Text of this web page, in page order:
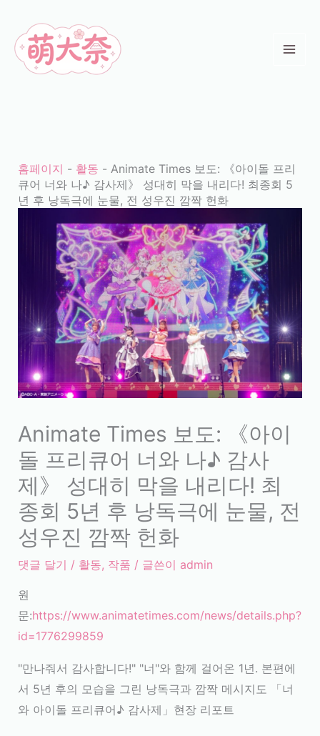
홈페이지 - 활동 - Animate Times 보도: 《아이돌 프리
큐어 너와 나♪ 감사제》 성대히 막을 내리다! 최종회 5
년 후 낭독극에 눈물, 전 성우진 깜짝 헌화
Animate Times 보도: 《아이
돌 프리큐어 너와 나♪ 감사
제》 성대히 막을 내리다! 최
종회 5년 후 낭독극에 눈물, 전
성우진 깜짝 헌화
댓글 달기 / 활동, 작품 / 글쓴이 admin
원
문:https://www.animatetimes.com/news/details.php?
id=1776299859
"만나줘서 감사합니다!" "너"와 함께 걸어온 1년. 본편에
서 5년 후의 모습을 그린 낭독극과 깜짝 메시지도 「너
와 아이돌 프리큐어♪ 감사제」현장 리포트